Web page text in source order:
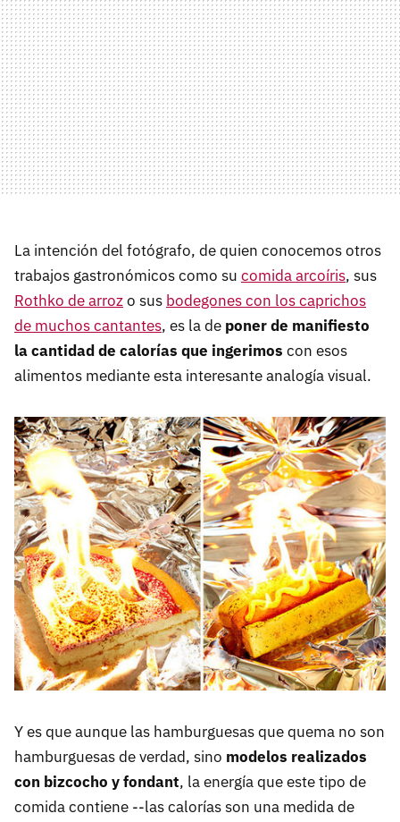
La intención del fotógrafo, de quien conocemos otros
trabajos gastronómicos como su comida arcoíris, sus
Rothko de arrozo sus bodegones con los caprichos
de muchos cantantes, es la de poner de manifiesto
la cantidad de calorías que ingerimos con esos
alimentos mediante esta interesante analogía visual.
Y es que aunque las hamburguesas que quema no son
hamburguesas de verdad, sino modelos realizados
con bizcocho y fondant, la energía que este tipo de
comida contiene --las calorías son una medida de